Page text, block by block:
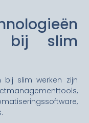
bij slim
bij slim werken zijn